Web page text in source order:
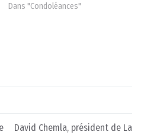
Dans "Condoléances"
David Chemla, président de La